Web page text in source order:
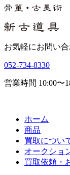
お気軽にお問い
052-734-8330
営業時間 10:00〜
ホーム
商品
買取につい
オークショ
買取依頼・